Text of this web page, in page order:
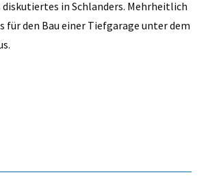
in Schlanders. Mehrheitlich
für den Bau einer Tiefgarage unter dem